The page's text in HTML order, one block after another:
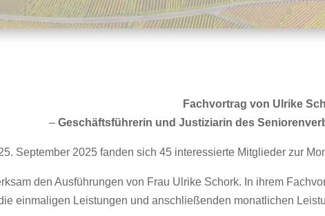
Fachvortrag von Ulrike
– Geschäftsführerin und Justiziarin des
September 2025 fanden sich 45 interessierte Mitglieder zur
den Ausführungen von Frau Ulrike Schork. In ihrem
einmaligen Leistungen und anschließenden monatlichen